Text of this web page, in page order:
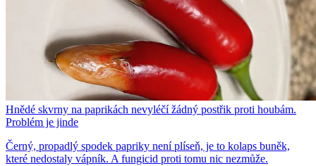
Hnědé skvrny na paprikách nevyléčí žádný postřik proti houbám.
Problém je jinde
Černý, propadlý spodek papriky není plíseň, je to kolaps buněk,
které nedostaly vápník. A fungicid proti tomu nic nezmůže.